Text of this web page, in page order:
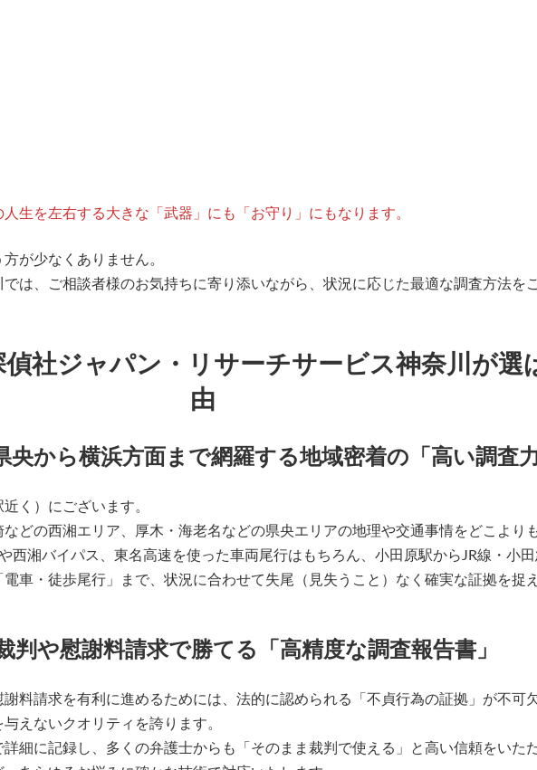
生を左右する大きな「武器」にも「お守り」にもなります。
が少なくありません。
は、ご相談者様のお気持ちに寄り添いながら、状況に応じた最適な調査方法を
社ジャパン・リサーチサービス神奈川が選
由
から横浜方面まで網羅する地域密着の「高い調査力
く）にございます。
どの西湘エリア、厚木・海老名などの県央エリアの地理や交通事情をどこより
西湘バイパス、東名高速を使った車両尾行はもちろん、小田原駅からJR線・小
車・徒歩尾行」まで、状況に合わせて失尾（見失うこと）なく確実な証拠を捉え
や慰謝料請求で勝てる「高精度な調査報告書」
料請求を有利に進めるためには、法的に認められる「不貞行為の証拠」が不可欠
えないクオリティを誇ります。
細に記録し、多くの弁護士からも「そのまま裁判で使える」と高い信頼をいた